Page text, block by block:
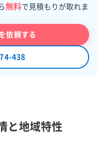
無料で見積もりが取れま
依頼する
438
と地域特性